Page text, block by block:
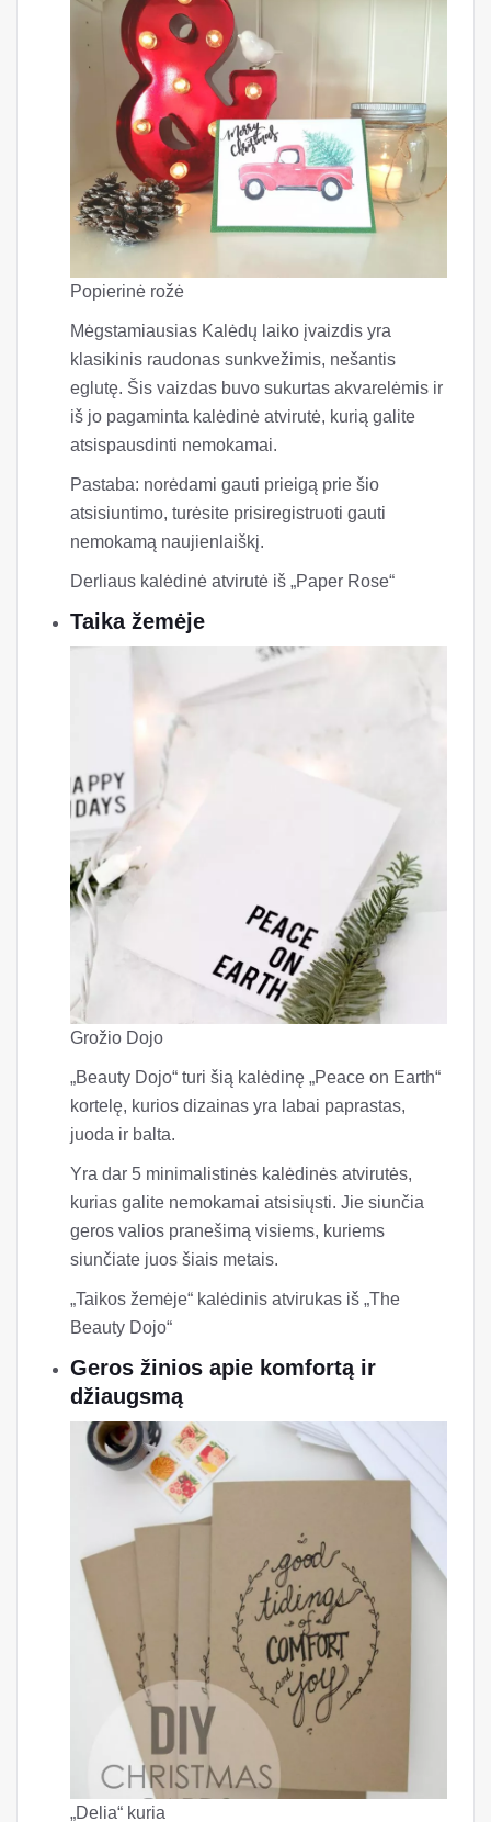
Popierinė rožė
Mėgstamiausias Kalėdų laiko įvaizdis yra
klasikinis raudonas sunkvežimis, nešantis
eglutę. Šis vaizdas buvo sukurtas akvarelėmis ir
iš jo pagaminta kalėdinė atvirutė, kurią galite
atsispausdinti nemokamai.
Pastaba: norėdami gauti prieigą prie šio
atsisiuntimo, turėsite prisiregistruoti gauti
nemokamą naujienlaiškį.
Derliaus kalėdinė atvirutė iš „Paper Rose“
Taika žemėje
Grožio Dojo
„Beauty Dojo“ turi šią kalėdinę „Peace on Earth“
kortelę, kurios dizainas yra labai paprastas,
juoda ir balta.
Yra dar 5 minimalistinės kalėdinės atvirutės,
kurias galite nemokamai atsisiųsti. Jie siunčia
geros valios pranešimą visiems, kuriems
siunčiate juos šiais metais.
„Taikos žemėje“ kalėdinis atvirukas iš „The
Beauty Dojo“
Geros žinios apie komfortą ir
džiaugsmą
„Delia“ kuria